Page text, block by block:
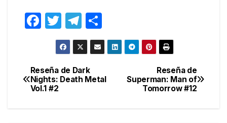
F
e
b
T
w
itt
er
T
el
e
gr
a
o
m
ar
Navegación
de
Reseña de
Superman: Man of
Tomorrow #12
Reseña de Dark
Nights: Death Metal
Vol.1 #2